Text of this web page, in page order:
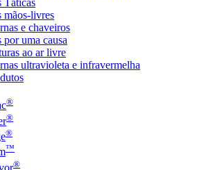
Táticas
mãos-livres
e chaveiros
por uma causa
ao ar livre
ultravioleta e infravermelha
®
®
®
™
®